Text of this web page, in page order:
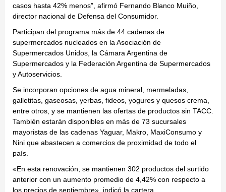
casos hasta 42% menos”, afirmó Fernando Blanco Muiño,
director nacional de Defensa del Consumidor.
Participan del programa más de 44 cadenas de
supermercados nucleados en la Asociación de
Supermercados Unidos, la Cámara Argentina de
Supermercados y la Federación Argentina de Supermercados
y Autoservicios.
Se incorporan opciones de agua mineral, mermeladas,
galletitas, gaseosas, yerbas, fideos, yogures y quesos crema,
entre otros, y se mantienen las ofertas de productos sin TACC.
También estarán disponibles en más de 73 sucursales
mayoristas de las cadenas Yaguar, Makro, MaxiConsumo y
Nini que abastecen a comercios de proximidad de todo el
país.
«En esta renovación, se mantienen 302 productos del surtido
anterior con un aumento promedio de 4,42% con respecto a
los precios de septiembre», indicó la cartera.